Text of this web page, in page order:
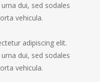
dui, sed sodales
vehicula.
adipiscing elit.
dui, sed sodales
vehicula.